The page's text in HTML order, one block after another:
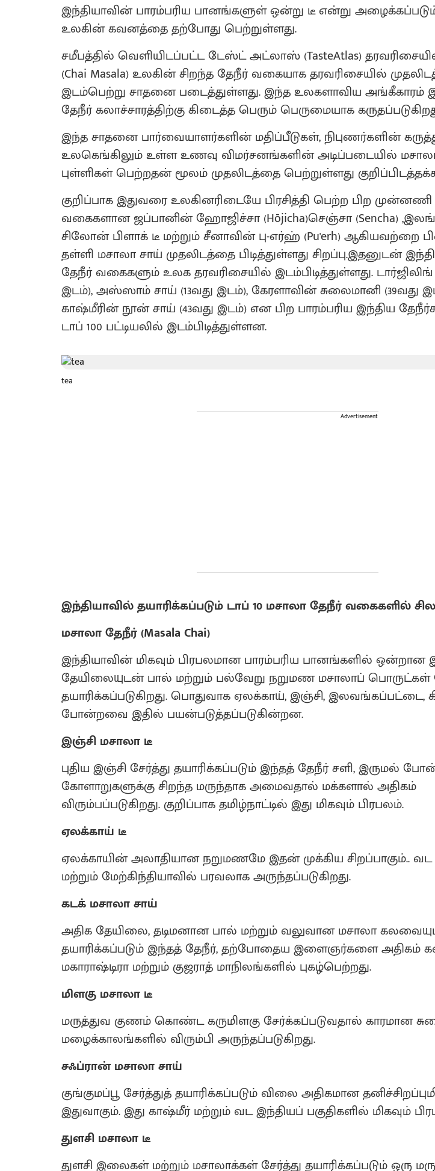
இந்தியாவின் பாரம்பரிய பானங்களுள் ஒன்று டீ என்று
உலகின் கவனத்தை தற்போது பெற்றுள்ளது.
சமீபத்தில் வெளியிடப்பட்ட டேஸ்ட் அட்லாஸ் (TasteAtlas)
(Chai Masala) உலகின் சிறந்த தேநீர் வகையாக தரவரிசையில்
இடம்பெற்று சாதனை படைத்துள்ளது. இந்த உலகளாவிய அங்கீகாரம்
தேநீர் கலாச்சாரத்திற்கு கிடைத்த பெரும் பெருமையாக
இந்த சாதனை பார்வையாளர்களின் மதிப்பீடுகள், நிபுணர்களின்
உலகெங்கிலும் உள்ள உணவு விமர்சனங்களின் அடிப்படையில் மசாலா
புள்ளிகள் பெற்றதன் மூலம் முதலிடத்தை பெற்றுள்ளது
குறிப்பாக இதுவரை உலகினரிடையே பிரசித்தி பெற்ற பிற
வகைகளான ஜப்பானின் ஹோஜிச்சா (Hōjicha)செஞ்சா (Sencha)
சிலோன் பிளாக் டீ மற்றும் சீனாவின் பு-எர்ஹ் (Pu'erh) ஆகியவற்றை
தள்ளி மசாலா சாய் முதலிடத்தை பிடித்துள்ளது சிறப்பு.இதனுடன்
தேநீர் வகைகளும் உலக தரவரிசையில் இடம்பிடித்துள்ளது. டார்ஜிலிங்
இடம்), அஸ்ஸாம் சாய் (13வது இடம்), கேரளாவின் சுலைமானி (39வது
காஷ்மீரின் நூன் சாய் (43வது இடம்) என பிற பாரம்பரிய இந்திய
டாப் 100 பட்டியலில் இடம்பிடித்துள்ளன.
tea
Advertisement
இந்தியாவில் தயாரிக்கப்படும் டாப் 10 மசாலா தேநீர் வகைகளில்
மசாலா தேநீர் (Masala Chai)
இந்தியாவின் மிகவும் பிரபலமான பாரம்பரிய பானங்களில் ஒன்றான
தேயிலையுடன் பால் மற்றும் பல்வேறு நறுமண மசாலாப் பொருட்கள்
தயாரிக்கப்படுகிறது. பொதுவாக ஏலக்காய், இஞ்சி, இலவங்கப்பட்டை,
போன்றவை இதில் பயன்படுத்தப்படுகின்றன.
இஞ்சி மசாலா டீ
புதிய இஞ்சி சேர்த்து தயாரிக்கப்படும் இந்தத் தேநீர் சளி, இருமல்
கோளாறுகளுக்கு சிறந்த மருந்தாக அமைவதால் மக்களால் அதிகம்
விரும்பப்படுகிறது. குறிப்பாக தமிழ்நாட்டில் இது மிகவும் பிரபலம்.
ஏலக்காய் டீ
ஏலக்காயின் அலாதியான நறுமணமே இதன் முக்கிய சிறப்பாகும்.. வட
மற்றும் மேற்கிந்தியாவில் பரவலாக அருந்தப்படுகிறது.
கடக் மசாலா சாய்
அதிக தேயிலை, தடிமனான பால் மற்றும் வலுவான மசாலா
தயாரிக்கப்படும் இந்தத் தேநீர், தற்போதைய இளைஞர்களை அதிகம்
மகாராஷ்டிரா மற்றும் குஜராத் மாநிலங்களில் புகழ்பெற்றது.
மிளகு மசாலா டீ
மருத்துவ குணம் கொண்ட கருமிளகு சேர்க்கப்படுவதால் காரமான
மழைக்காலங்களில் விரும்பி அருந்தப்படுகிறது.
சஃப்ரான் மசாலா சாய்
குங்குமப்பூ சேர்த்துத் தயாரிக்கப்படும் விலை அதிகமான
இதுவாகும். இது காஷ்மீர் மற்றும் வட இந்தியப் பகுதிகளில் மிகவும்
துளசி மசாலா டீ
துளசி இலைகள் மற்றும் மசாலாக்கள் சேர்த்து தயாரிக்கப்படும் ஒரு